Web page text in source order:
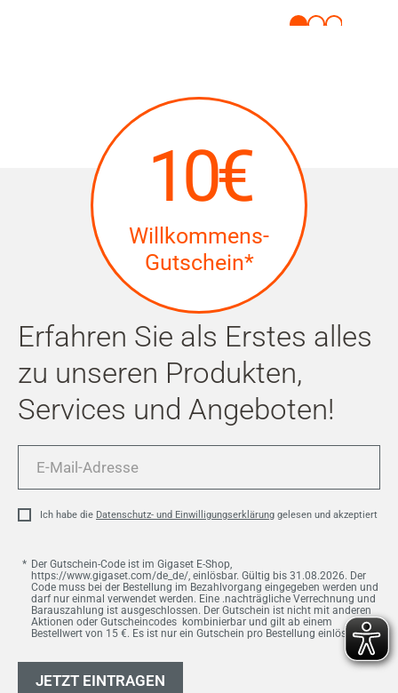
10€
Willkommens-
Gutschein*
Erfahren Sie als Erstes alles
zu unseren Produkten,
Services und Angeboten!
Mail-
Ich habe die Datenschutz- und Einwilligungserklärung gelesen und akzeptiert
Der Gutschein-Code ist im Gigaset E-Shop,
https://www.gigaset.com/de_de/, einlösbar. Gültig bis 31.08.2026. Der
Code muss bei der Bestellung im Bezahlvorgang eingegeben werden und
darf nur einmal verwendet werden. Eine .nachträgliche Verrechnung und
Barauszahlung ist ausgeschlossen. Der Gutschein ist nicht mit anderen
Aktionen oder Gutscheincodes kombinierbar und gilt ab einem
Bestellwert von 15 €. Es ist nur ein Gutschein pro Bestellung einlösbar.
JETZT EINTRAGEN